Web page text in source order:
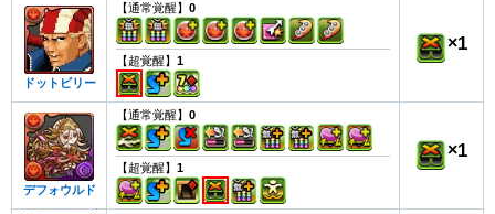
ドットビリー
【通常覚醒】 0
【超覚醒】 1
×1
デフォウルド
【通常覚醒】 0
【超覚醒】 1
×1